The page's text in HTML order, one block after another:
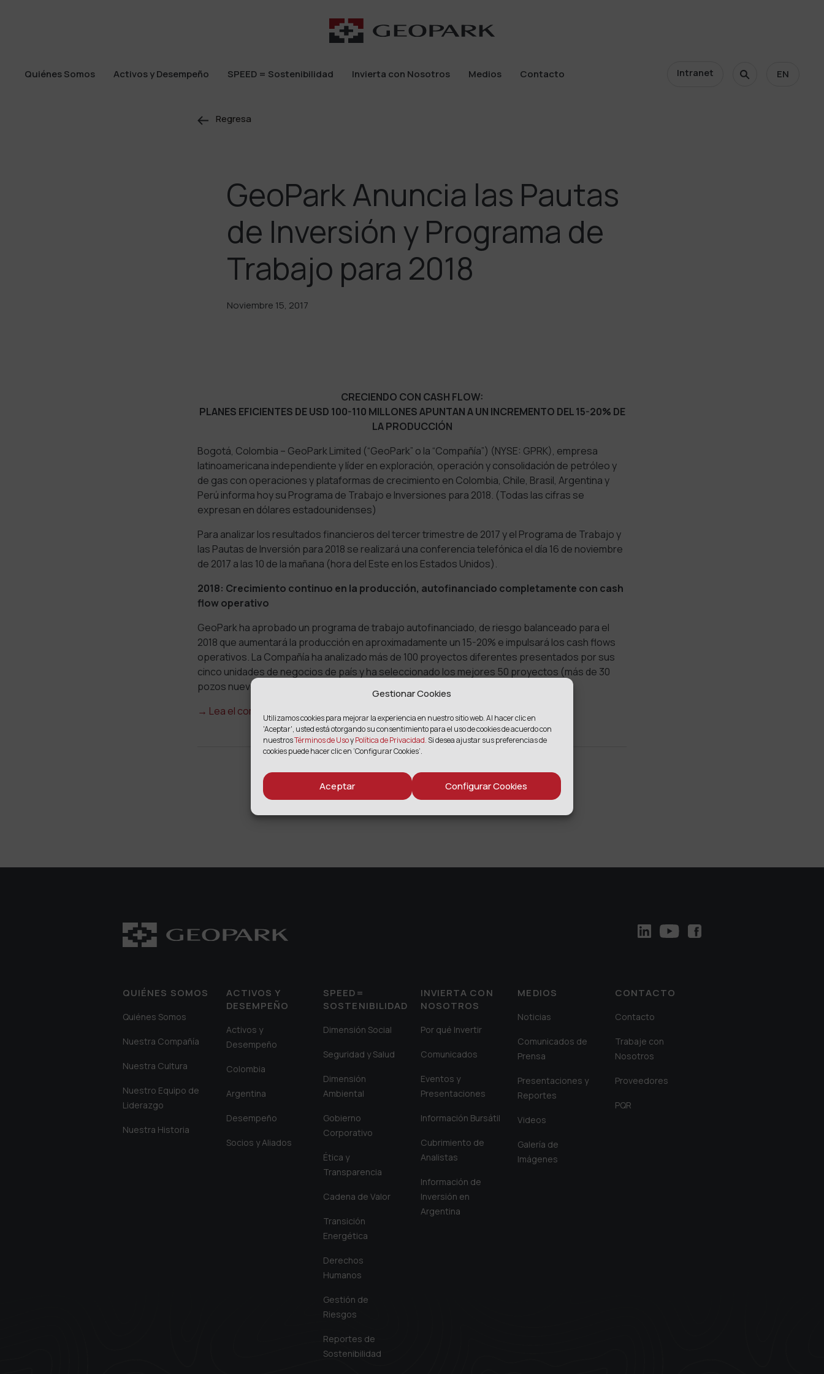
Gestionar Cookies
Utilizamos cookies para mejorar la experiencia en nuestro sitio web. Al hacer clic en
'Aceptar', usted está otorgando su consentimiento para el uso de cookies de acuerdo con
nuestrosTérminos de UsoyPolítica de Privacidad.Si desea ajustar sus preferencias de
cookies puede hacer clic en ‘Configurar Cookies’.
Aceptar Configurar Cookies
Quiénes Somos
Activos y Desempeño
SPEED = Sostenibilidad
Invierta con Nosotros
Medios
Contacto
Intranet EN
Regresa
GeoPark Anuncia las Pautas
de Inversión y Programa de
Trabajo para 2018
Noviembre 15, 2017
CRECIENDO CON CASH FLOW:
PLANES EFICIENTES DE USD 100-110 MILLONES APUNTAN A UN INCREMENTO DEL 15-20% DE
LAPRODUCCIÓN
Bogotá, Colombia – GeoPark Limited (“GeoPark” o la “Compañía”) (NYSE: GPRK), empresa
latinoamericana independiente y líder en exploración, operación y consolidación de petróleo y
de gas con operaciones y plataformas de crecimiento en Colombia, Chile, Brasil, Argentina y
Perú informa hoy su Programa de Trabajo e Inversiones para 2018. (Todas las cifras se
expresan en dólares estadounidenses)
Para analizar los resultados financieros del tercer trimestre de 2017 y el Programa de Trabajo y
las Pautas de Inversión para 2018 se realizará una conferencia telefónica el día 16 de noviembre
de 2017 a las 10 de la mañana (hora del Este en los Estados Unidos).
2018: Crecimiento continuo en la producción, autofinanciado completamente con cash
flow operativo
GeoPark ha aprobado un programa de trabajo autofinanciado, de riesgo balanceado para el
2018 que aumentará la producción en aproximadamente un 15-20% e impulsará los cash flows
operativos. La Compañía ha analizado más de 100 proyectos diferentes presentados por sus
cinco unidades de negocios de país y ha seleccionado los mejores 50 proyectos (más de 30
pozos nuevos) basados en criterios técnicos, económicos y estratégicos.
→ Lea el comunicado completo.
COMPARTIR
QUIÉNES SOMOS
Quiénes Somos
Nuestra Compañía
Nuestra Cultura
Nuestro Equipo de
Liderazgo
Nuestra Historia
ACTIVOS Y
DESEMPEÑO
Activos y
Desempeño
Colombia
Argentina
Desempeño
Socios y Aliados
SPEED=
SOSTENIBILIDAD
Dimensión Social
Seguridad y Salud
Dimensión
Ambiental
Gobierno
Corporativo
Ética y
Transparencia
Cadena de Valor
Transición
Energética
Derechos
Humanos
Gestión de
Riesgos
Reportes de
Sostenibilidad
INVIERTA CON
NOSOTROS
Por qué Invertir
Comunicados
Eventos y
Presentaciones
Información Bursátil
Cubrimiento de
Analistas
Información de
Inversión en
Argentina
MEDIOS
Noticias
Comunicados de
Prensa
Presentaciones y
Reportes
Videos
Galería de
Imágenes
CONTACTO
Contacto
Trabaje con
Nosotros
Proveedores
PQR